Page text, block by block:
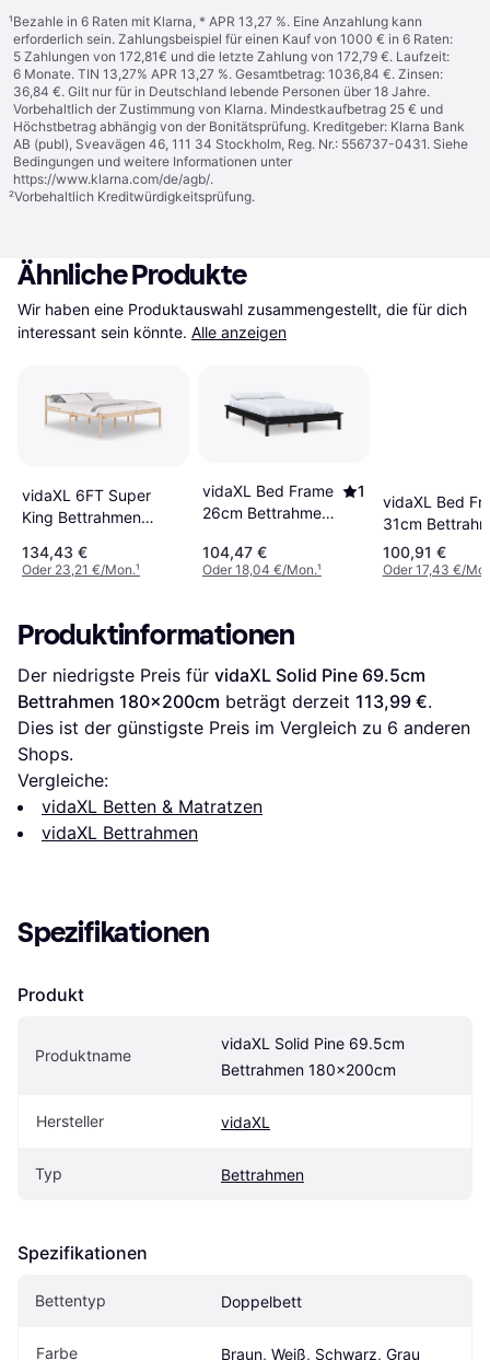
¹Bezahle in 6 Raten mit Klarna, * APR 13,27 %. Eine Anzahlung kann
erforderlich sein. Zahlungsbeispiel für einen Kauf von 1000 € in 6 Raten:
5 Zahlungen von 172,81€ und die letzte Zahlung von 172,79 €. Laufzeit:
6 Monate. TIN 13,27% APR 13,27 %. Gesamtbetrag: 1036,84 €. Zinsen:
36,84 €. Gilt nur für in Deutschland lebende Personen über 18 Jahre.
Vorbehaltlich der Zustimmung von Klarna. Mindestkaufbetrag 25 € und
Höchstbetrag abhängig von der Bonitätsprüfung. Kreditgeber: Klarna Bank
AB (publ), Sveavägen 46, 111 34 Stockholm, Reg. Nr.: 556737-0431. Siehe
Bedingungen und weitere Informationen unter
https://www.klarna.com/de/agb/.
²Vorbehaltlich Kreditwürdigkeitsprüfung.
Ähnliche Produkte
Wir haben eine Produktauswahl zusammengestellt, die für dich
interessant sein könnte. Alle anzeigen
vidaXL 6FT Super
King Bettrahmen
134,43 €
Oder 23,21 €/Mon.¹
vidaXL Bed Frame
26cm Bettrahmen
1
104,47 €
Oder 18,04 €/Mon.¹
vidaXL Bed
31cm
180x200cm
100,91 €
Oder 17,43 €/
Produktinformationen
Der niedrigste Preis für vidaXL Solid Pine 69.5cm
Bettrahmen 180x200cm beträgt derzeit 113,99 €.
Dies ist der günstigste Preis im Vergleich zu 6 anderen
Shops.
Vergleiche:
vidaXL Betten & Matratzen
vidaXL Bettrahmen
Spezifikationen
Produkt
Produktname
vidaXL Solid Pine 69.5cm
Bettrahmen 180x200cm
Hersteller vidaXL
Typ Bettrahmen
Spezifikationen
Bettentyp Doppelbett
Farbe Braun, Weiß, Schwarz, Grau